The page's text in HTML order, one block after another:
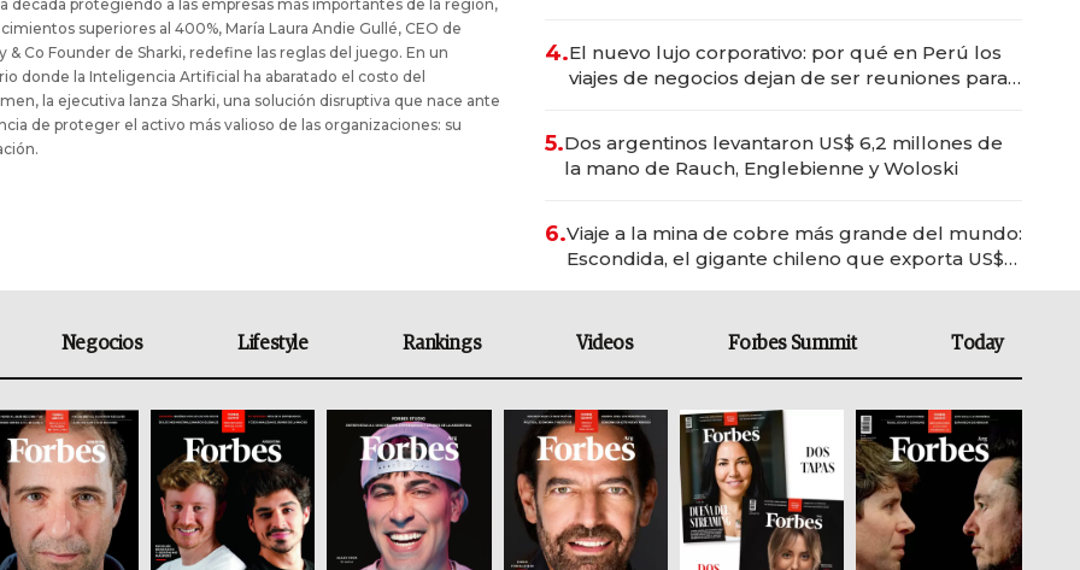
década protegiendo a las empresas más importantes de la región,
superiores al 400%, María Laura Andie Gullé, CEO de
& Co Founder de Sharki, redefine las reglas del juego. En un
donde la Inteligencia Artificial ha abaratado el costo del
la ejecutiva lanza Sharki, una solución disruptiva que nace ante
de proteger el activo más valioso de las organizaciones: su
4.El nuevo lujo corporativo: por qué en Perú los
viajes de negocios dejan de ser reuniones para
5.Dos argentinos levantaron US$ 6,2 millones de
la mano de Rauch, Englebienne y Woloski
6.Viaje a la mina de cobre más grande del mundo:
Escondida, el gigante chileno que exporta US$
Negocios Lifestyle Rankings Videos Forbes Summit Today